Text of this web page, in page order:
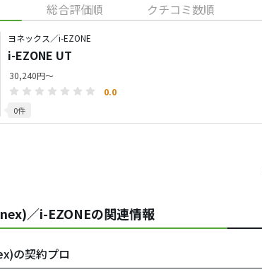
総合評価順 クチコミ数順
ヨネックス／i-EZONE
i-EZONE UT
30,240円～
0.0
0件
／i-EZONEの関連情報
の契約プロ